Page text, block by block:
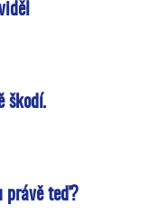
škodí.
právě teď?